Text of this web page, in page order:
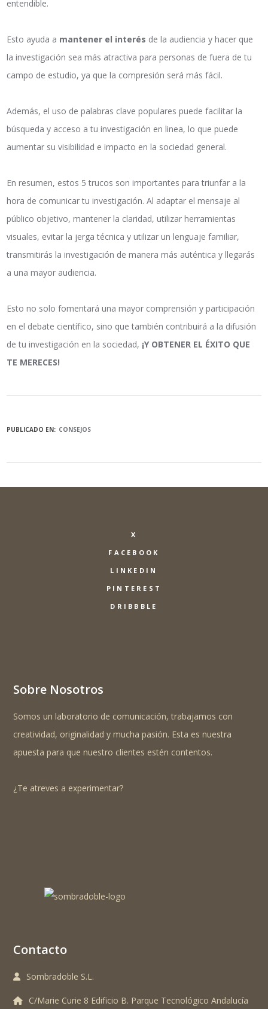
entendible.
Esto ayuda a mantener el interés de la audiencia y hacer que
la investigación sea más atractiva para personas de fuera de tu
campo de estudio, ya que la compresión será más fácil.
Además, el uso de palabras clave populares puede facilitar la
búsqueda y acceso a tu investigación en linea, lo que puede
aumentar su visibilidad e impacto en la sociedad general.
En resumen, estos 5 trucos son importantes para triunfar a la
hora de comunicar tu investigación. Al adaptar el mensaje al
público objetivo, mantener la claridad, utilizar herramientas
visuales, evitar la jerga técnica y utilizar un lenguaje familiar,
transmitirás la investigación de manera más auténtica y llegarás
a una mayor audiencia.
Esto no solo fomentará una mayor comprensión y participación
en el debate científico, sino que también contribuirá a la difusión
de tu investigación en la sociedad, ¡Y OBTENER EL ÉXITO QUE
TE MERECES!
PUBLICADO EN: CONSEJOS
X
FACEBOOK
LINKEDIN
PINTEREST
DRIBBBLE
Sobre Nosotros
Somos un laboratorio de comunicación, trabajamos con
creatividad, originalidad y mucha pasión. Esta es nuestra
apuesta para que nuestro clientes estén contentos.
¿Te atreves a experimentar?
Contacto
Sombradoble S.L.
C/Marie Curie 8 Edificio B. Parque Tecnológico Andalucía